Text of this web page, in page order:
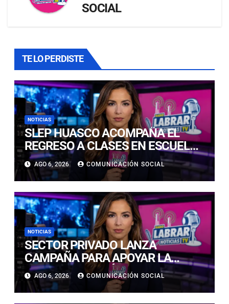
SOCIAL
TE LO PERDISTE
NOTICIAS
SLEP HUASCO ACOMPAÑA EL
REGRESO A CLASES EN ESCUELAS
RURALES DE VALLENAR Y ALTO
DEL CARMEN
AGO 6, 2026 COMUNICACIÓN SOCIAL
NOTICIAS
SECTOR PRIVADO LANZA
CAMPAÑA PARA APOYAR LA
RECONSTRUCCIÓN DE FAMILIAS
AFECTADAS POR EL SISTEMA
FRONTAL EN ATACAMA
AGO 6, 2026 COMUNICACIÓN SOCIAL